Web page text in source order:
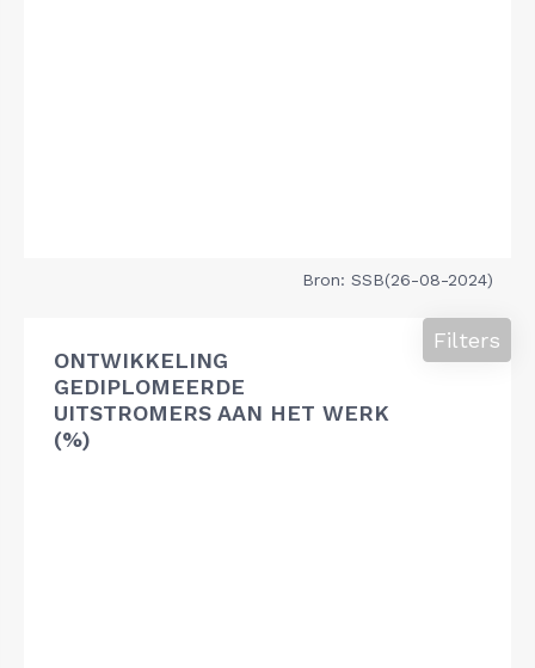
Bron: SSB(26-08-2024)
ONTWIKKELING
GEDIPLOMEERDE
UITSTROMERS AAN HET WERK
(%)
Filters